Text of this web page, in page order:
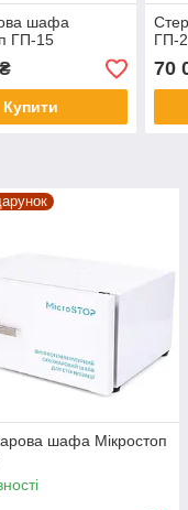
шафа
ГП-15
Купити
ГП-
70
шафа Мікростоп